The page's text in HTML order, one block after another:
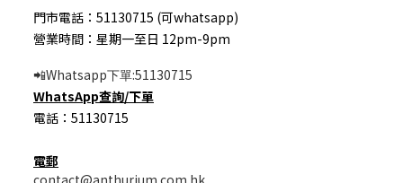
門市電話：51130715 (可whatsapp)
營業時間：星期一至日 12pm-9pm
📲Whatsapp下單:51130715
WhatsApp查詢/下單
電話：51130715
電郵
contact@anthurium.com.hk